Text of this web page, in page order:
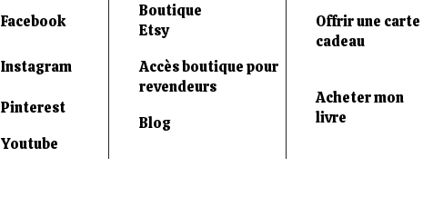
Facebook
Instagram
Pinterest
Youtube
Boutique
Etsy
Accès boutique pour
revendeurs
Blog
Offrir une carte
cadeau
Acheter mon
livre